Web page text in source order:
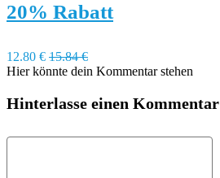
20% Rabatt
12.80 € 15.84 €
Hier könnte dein Kommentar stehen
Hinterlasse einen Kommentar